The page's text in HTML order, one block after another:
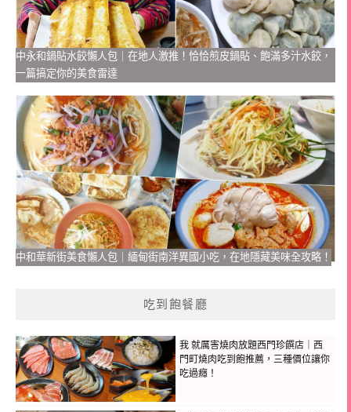
中永和鍋貼水餃懶人包｜在地人激推！恰恰煎皮鍋貼、飽滿多汁水餃，
一篇搞定你的美食雷達
中和華新街美食懶人包｜緬甸街南洋異國小吃，在地隱藏美味全攻略！
吃到飽餐廳
我 就厲害燒肉放題西門珍饌店｜西
門町燒肉吃到飽推薦，三種價位讓你
吃過癮！